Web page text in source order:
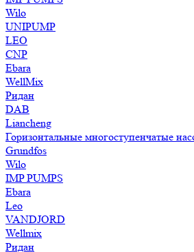
Wilo
UNIPUMP
LEO
CNP
Ebara
WellMix
Ридан
DAB
Liancheng
Горизонтальные многоступенчатые
Grundfos
Wilo
IMP PUMPS
Ebara
Leo
VANDJORD
Wellmix
Ридан